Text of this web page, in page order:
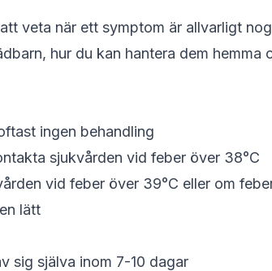
veta när ett symptom är allvarligt
hur du kan hantera dem
ingen behandling
sjukvården vid feber över 38°C
vid feber över 39°C eller om
lätt
sig själva inom 7-10 dagar